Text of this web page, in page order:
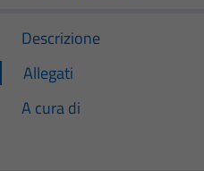
Descrizione
Allegati
A cura di